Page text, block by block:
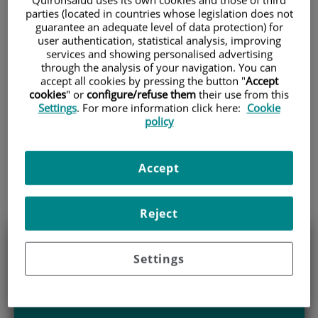
INICIO|CARTERA DE SERVICIOS
APARATO DIGESTIVO
Aparato Digestivo
Descripción
Equipo Médico
Solicita más información
sobre el Servicio de
parties (located in countries whose legislation does not
guarantee an adequate level of data protection) for
user authentication, statistical analysis, improving
services and showing personalised advertising
through the analysis of your navigation. You can
accept all cookies by pressing the button "Accept
cookies" or configure/refuse them their use from this
Settings. For more information click here: Cookie
policy
Settings
Reject
Accept